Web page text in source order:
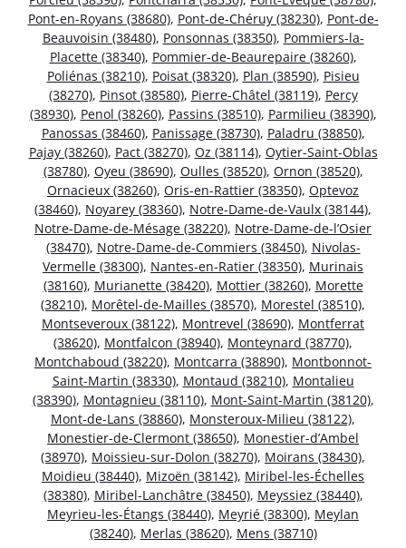
Pont-en-Royans (38680), Pont-de-Chéruy (38230), Pont-de-
Beauvoisin (38480), Ponsonnas (38350), Pommiers-la-
Placette (38340), Pommier-de-Beaurepaire (38260),
Poliénas (38210), Poisat (38320), Plan (38590), Pisieu
(38270), Pinsot (38580), Pierre-Châtel (38119), Percy
(38930), Penol (38260), Passins (38510), Parmilieu (38390),
Panossas (38460), Panissage (38730), Paladru (38850),
Pajay (38260), Pact (38270), Oz (38114), Oytier-Saint-Oblas
(38780), Oyeu (38690), Oulles (38520), Ornon (38520),
Ornacieux (38260), Oris-en-Rattier (38350), Optevoz
(38460), Noyarey (38360), Notre-Dame-de-Vaulx (38144),
Notre-Dame-de-Mésage (38220), Notre-Dame-de-l’Osier
(38470), Notre-Dame-de-Commiers (38450), Nivolas-
Vermelle (38300), Nantes-en-Ratier (38350), Murinais
(38160), Murianette (38420), Mottier (38260), Morette
(38210), Morêtel-de-Mailles (38570), Morestel (38510),
Montseveroux (38122), Montrevel (38690), Montferrat
(38620), Montfalcon (38940), Monteynard (38770),
Montchaboud (38220), Montcarra (38890), Montbonnot-
Saint-Martin (38330), Montaud (38210), Montalieu
(38390), Montagnieu (38110), Mont-Saint-Martin (38120),
Mont-de-Lans (38860), Monsteroux-Milieu (38122),
Monestier-de-Clermont (38650), Monestier-d’Ambel
(38970), Moissieu-sur-Dolon (38270), Moirans (38430),
Moidieu (38440), Mizoën (38142), Miribel-les-Échelles
(38380), Miribel-Lanchâtre (38450), Meyssiez (38440),
Meyrieu-les-Étangs (38440), Meyrié (38300), Meylan
(38240), Merlas (38620), Mens (38710)